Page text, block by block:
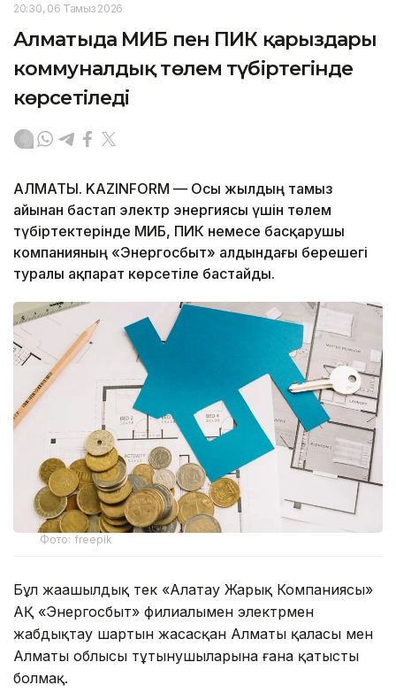
20:30, 06 Тамыз 2026
Алматыда МИБ пен ПИК қарыздары
коммуналдық төлем түбіртегінде
көрсетіледі
АЛМАТЫ. KAZINFORM — Осы жылдың тамыз
айынан бастап электр энергиясы үшін төлем
түбіртектерінде МИБ, ПИК немесе басқарушы
компанияның «Энергосбыт» алдындағы берешегі
туралы ақпарат көрсетіле бастайды.
Фото: freepik
Бұл жаңашылдық тек «Алатау Жарық Компаниясы»
АҚ «Энергосбыт» филиалымен электрмен
жабдықтау шартын жасасқан Алматы қаласы мен
Алматы облысы тұтынушыларына ғана қатысты
болмақ.